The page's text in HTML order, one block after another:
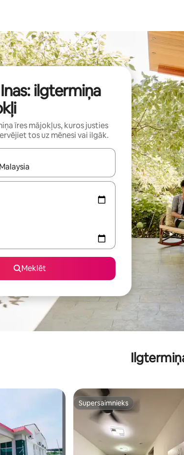
ilgtermiņa
īres mājokļus, kuros justies
tos uz mēnesi vai ilgāk.
pieejami, izmantojiet bultiņu uz augšu un uz leju vai
Meklēt
Supersaimnieks
Supersaimnieks